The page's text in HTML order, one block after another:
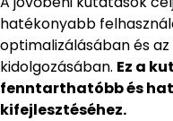
hatékonyabb
optimalizálásában és
kidolgozásában. Ez a
fenntarthatóbb és
kifejlesztéséhez.